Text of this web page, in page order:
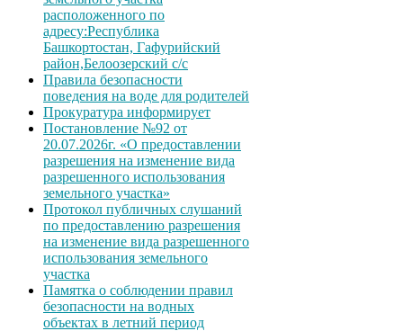
расположенного по
адресу:Республика
Башкортостан, Гафурийский
район,Белоозерский с/с
Правила безопасности
поведения на воде для родителей
Прокуратура информирует
Постановление №92 от
20.07.2026г. «О предоставлении
разрешения на изменение вида
разрешенного использования
земельного участка»
Протокол публичных слушаний
по предоставлению разрешения
на изменение вида разрешенного
использования земельного
участка
Памятка о соблюдении правил
безопасности на водных
объектах в летний период